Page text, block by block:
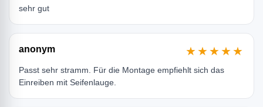
sehr gut
anonym ★★★★★
Passt sehr stramm. Für die Montage empfiehlt sich das
Einreiben mit Seifenlauge.